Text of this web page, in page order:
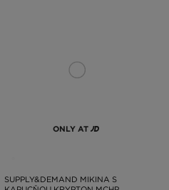
ONLY AT
SUPPLY&DEMAND MIKINA S